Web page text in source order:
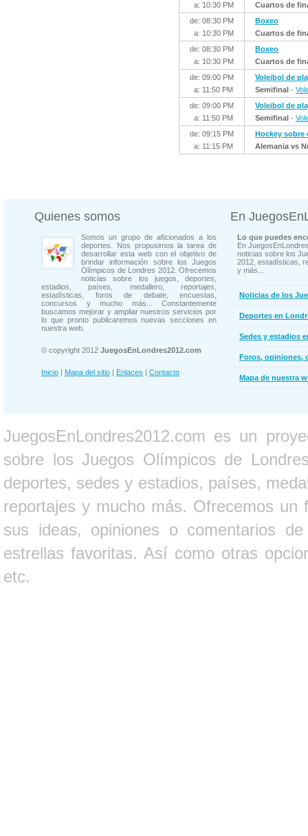
a: 10:30 PM
Cuartos de
de: 08:30 PM
a: 10:30 PM
Boxeo
Cuartos de
de: 08:30 PM
a: 10:30 PM
Boxeo
Cuartos de
de: 09:00 PM
a: 11:50 PM
Voleibol de
Semifinal -
de: 09:00 PM
a: 11:50 PM
Voleibol de
Semifinal -
de: 09:15 PM
a: 11:15 PM
Hockey sobre
Alemania vs
Quienes somos
Somos un grupo de aficionados a los
deportes. Nos propusimos la tarea de
desarrollar esta web con el objetivo de
brindar información sobre los Juegos
Olímpicos de Londres 2012. Ofrecemos
noticias sobre los juegos, deportes,
estadios, países, medallero, reportajes,
estadísticas, foros de debate, encuestas,
concursos y mucho más... Constantemente
buscamos mejorar y ampliar nuestros servicios por
lo que pronto publicaremos nuevas secciones en
nuestra web.
© copyright 2012 JuegosEnLondres2012.com
Inicio | Mapa del sitio | Enlaces | Contacto
En
Lo que puedes
En
noticias sobre los
2012, estadísticas,
y más...
Noticias de los
Deportes en
Sedes y estadios
Foros, opiniones,
Mapa de nuestra
JuegosEnLondres2012.com es un
sobre los Juegos Olímpicos de
deportes, sedes y estadios, países,
reportajes y mucho más. Ofrecemos un
sus ideas, opiniones o comentarios
estrellas favoritas. Así como otras
etc.